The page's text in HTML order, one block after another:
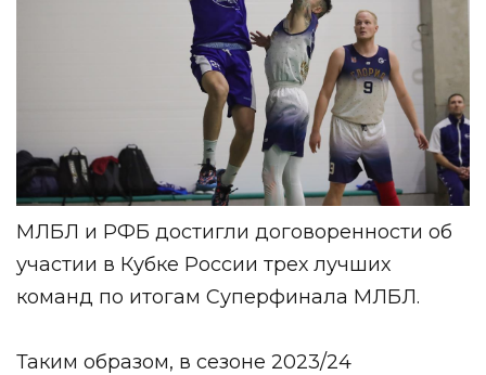
МЛБЛ и РФБ достигли договоренности об
участии в Кубке России трех лучших
команд по итогам Суперфинала МЛБЛ.
Таким образом, в сезоне 2023/24